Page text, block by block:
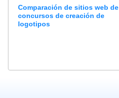
Comparación de sitios web de
concursos de creación de
logotipos